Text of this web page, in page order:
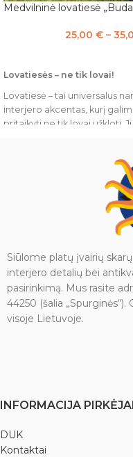
Medvilninė lovatiesė
25,00 € –
Lovatiesės – ne tik lovai!
Lovatiesė – tai universalus
interjero akcentas, kurį
pritaikyti ne tik lovai užkloti. Ji
dekoratyvinė užuolaida
sienos dekoras arba net kaip
stilingas užtiesalas foteliui ar
sofai. Keisdami lovatiesę,
atnaujinsite kambario
suteiksite jaukumo bet kuriai
Dažyta batikiniu būdu, tad
lovatiesės yra skirtingos,
spalvų gama bus panaši.
Pagaminta iš 100%
Siūlome platų įvairių
interjero detalių bei
pasirinkimą. Mus rasite
44250 (šalia
visoje Lietuvoje.
INFORMACIJA
DUK
Kontaktai